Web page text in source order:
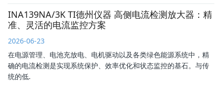
INA139NA/3K TI德州仪器 高侧电流检测放大器：精
准、灵活的电流监控方案
2026-06-23
在电源管理、电池充放电、电机驱动以及各类绿色能源系统中，精
确的电流检测是实现系统保护、效率优化和状态监控的基石。与传
统的低.